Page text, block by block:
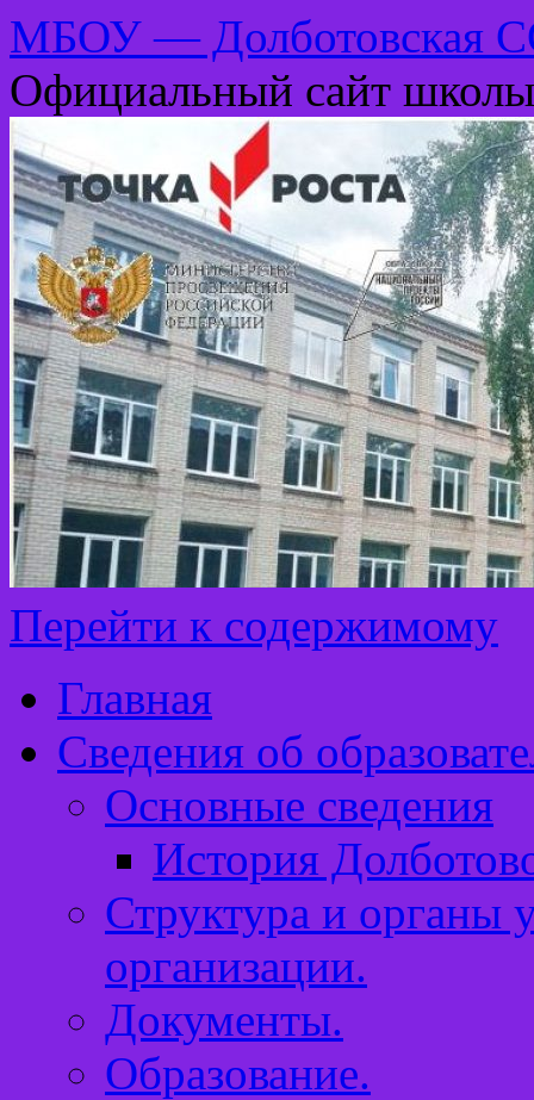
МБОУ — Долботовская
Официальный сайт школы
Перейти к содержимому
Главная
Сведения об
Основные сведения
История
Структура и органы
организации.
Документы.
Образование.